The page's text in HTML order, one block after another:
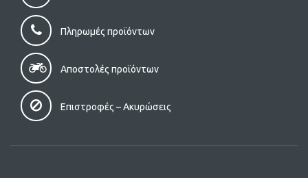
Πληρωμές προϊόντων
Αποστολές προϊόντων
Επιστροφές – Aκυρώσεις